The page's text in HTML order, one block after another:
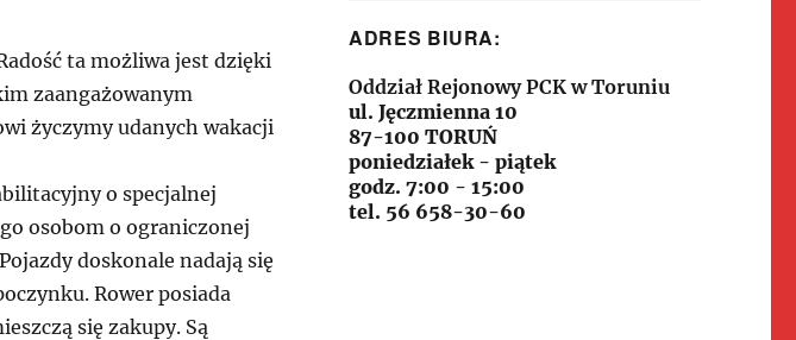
ta możliwa jest dzięki
zaangażowanym
życzymy udanych wakacji
o specjalnej
osobom o ograniczonej
doskonale nadają się
Rower posiada
się zakupy. Są
ADRES BIURA:
Oddział Rejonowy PCK w Toruniu
ul. Jęczmienna 10
87-100 TORUŃ
poniedziałek - piątek
godz. 7:00 - 15:00
tel. 56 658-30-60